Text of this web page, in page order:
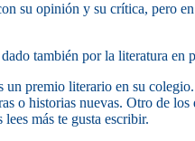
su opinión y su crítica, pero
también por la literatura en
un premio literario en su
o historias nuevas. Otro de
más te gusta escribir.